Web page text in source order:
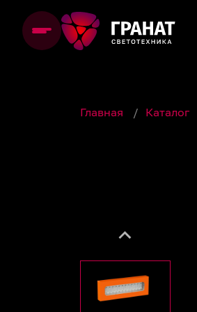
Главная / Каталог